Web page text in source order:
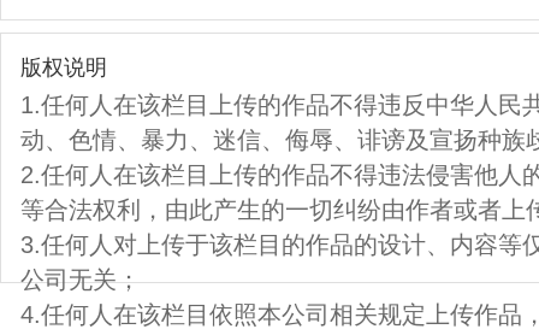
版权说明
1.任何人在该栏目上传的作品不得违反中华人民
动、色情、暴力、迷信、侮辱、诽谤及宣扬种族
2.任何人在该栏目上传的作品不得违法侵害他人
等合法权利，由此产生的一切纠纷由作者或者上
3.任何人对上传于该栏目的作品的设计、内容等
公司无关；
4.任何人在该栏目依照本公司相关规定上传作品